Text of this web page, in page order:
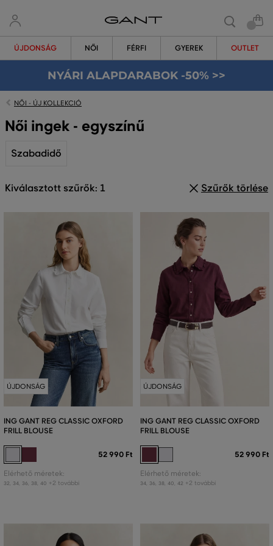
ÚJDONSÁG NŐI FÉRFI GYEREK OUTLET
NYÁRI ALAPDARABOK -50% >>
NŐI - ÚJ KOLLEKCIÓ
Női ingek - egyszínű
Szabadidő
Kiválasztott szűrők: 1 Szűrők törlése
ÚJDONSÁG
ING GANT REG CLASSIC OXFORD
FRILL BLOUSE
52 990 Ft
Elérhető méretek:
32 34 36 38 40 +2 további
ÚJDONSÁG
ING GANT REG CLASSIC OXFORD
FRILL BLOUSE
52 990 Ft
Elérhető méretek:
34 36 38 40 42 +2 további